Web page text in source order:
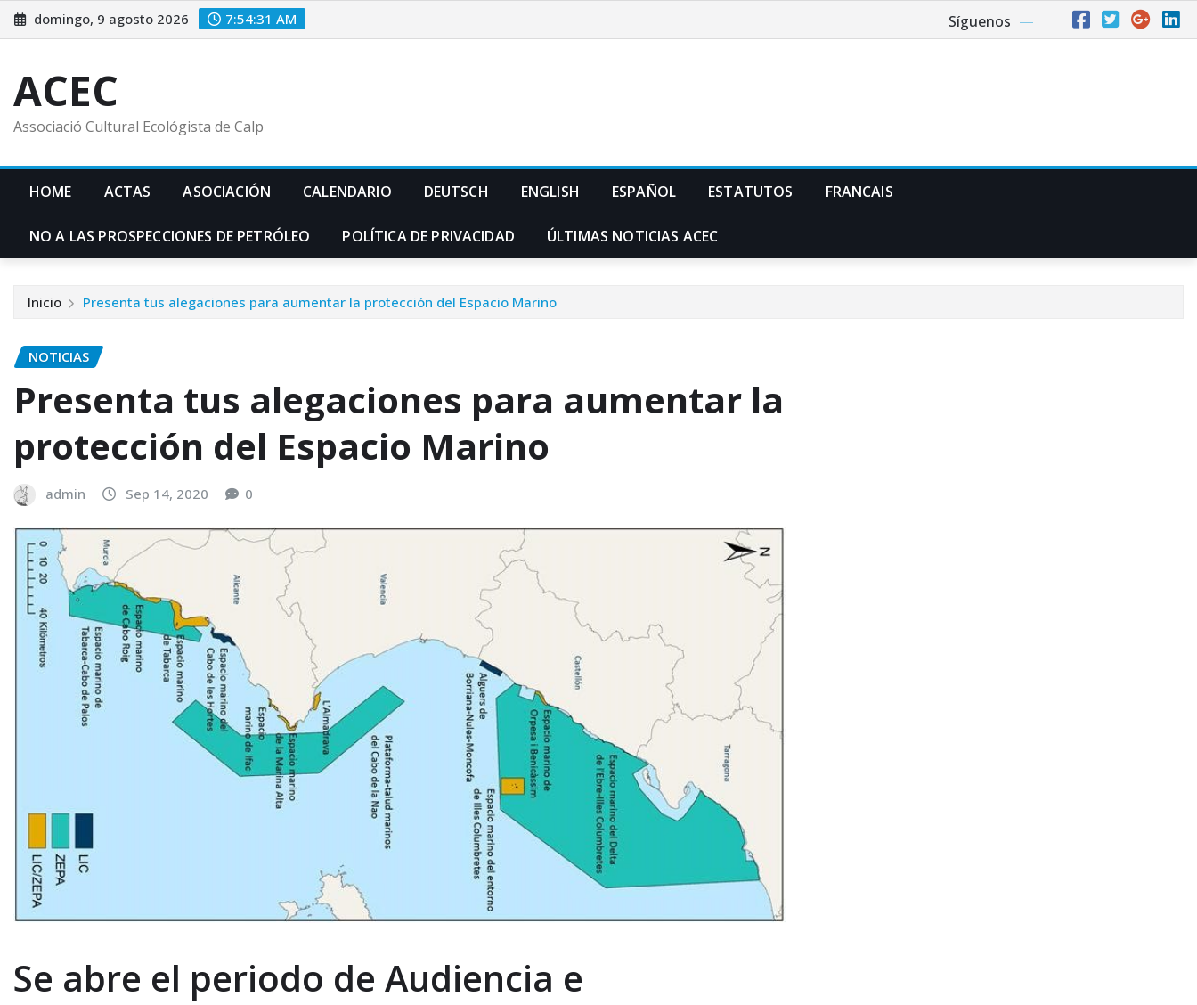
Saltar
al
domingo, 9 agosto 2026 7:54:32 AM Síguenos
ACEC
Associació Cultural Ecológista de Calp
HOME ACTAS ASOCIACIÓN CALENDARIO DEUTSCH ENGLISH ESPAÑOL ESTATUTOS FRANCAIS
NO A LAS PROSPECCIONES DE PETRÓLEO POLÍTICA DE PRIVACIDAD ÚLTIMAS NOTICIAS ACEC
Inicio Presenta tus alegaciones para aumentar la protección del Espacio Marino
NOTICIAS
Presenta tus alegaciones para aumentar la
protección del Espacio Marino
admin Sep 14, 2020 0
Se abre el periodo de Audiencia e